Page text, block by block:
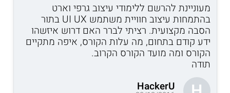
מעוניינת להרשם ללימודי עיצוב גרפי וארט
בהתמחות עיצוב חוויית משתמש UI UX בתור
הסבה מקצועית. רציתי לברר האם דרוש איזשהו
ידע קודם בתחום, מה עלות הקורס, איפה מתקיים
הקורס ומה מועד הקורס הקרוב.
תודה
HackerU